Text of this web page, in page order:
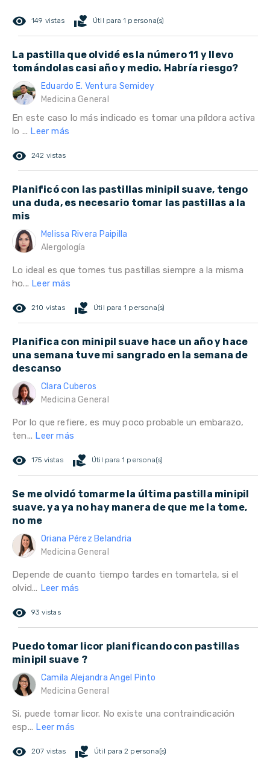
remove_red_eye 149 vistas volunteer_activism Útil para 1 persona(s)
La pastilla que olvidé es la número 11 y llevo
tomándolas casi año y medio. Habría riesgo?
Eduardo E. Ventura Semidey
Medicina General
En este caso lo más indicado es tomar una píldora activa
lo ... Leer más
remove_red_eye 242 vistas
Planificó con las pastillas minipil suave, tengo
una duda, es necesario tomar las pastillas a la
mis
Melissa Rivera Paipilla
Alergología
Lo ideal es que tomes tus pastillas siempre a la misma
ho... Leer más
remove_red_eye 210 vistas volunteer_activism Útil para 1 persona(s)
Planifica con minipil suave hace un año y hace
una semana tuve mi sangrado en la semana de
descanso
Clara Cuberos
Medicina General
Por lo que refiere, es muy poco probable un embarazo,
ten... Leer más
remove_red_eye 175 vistas volunteer_activism Útil para 1 persona(s)
Se me olvidó tomarme la última pastilla minipil
suave, ya ya no hay manera de que me la tome,
no me
Oriana Pérez Belandria
Medicina General
Depende de cuanto tiempo tardes en tomartela, si el
olvid... Leer más
remove_red_eye 93 vistas
Puedo tomar licor planificando con pastillas
minipil suave ?
Camila Alejandra Angel Pinto
Medicina General
Si, puede tomar licor. No existe una contraindicación
esp... Leer más
remove_red_eye 207 vistas volunteer_activism Útil para 2 persona(s)